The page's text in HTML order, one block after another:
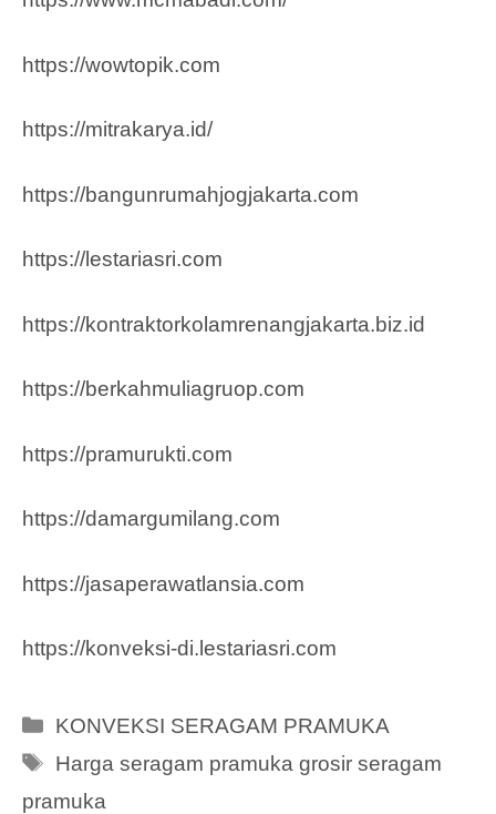
https://wowtopik.com
https://mitrakarya.id/
https://bangunrumahjogjakarta.com
https://lestariasri.com
https://kontraktorkolamrenangjakarta.biz.id
https://berkahmuliagruop.com
https://pramurukti.com
https://damargumilang.com
https://jasaperawatlansia.com
https://konveksi-di.lestariasri.com
Categories
KONVEKSI SERAGAM PRAMUKA
Tags
Harga seragam pramuka grosir seragam
pramuka